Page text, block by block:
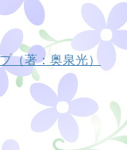
（著：奥泉光）